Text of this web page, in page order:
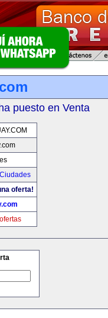
puesto en Venta
oferta!